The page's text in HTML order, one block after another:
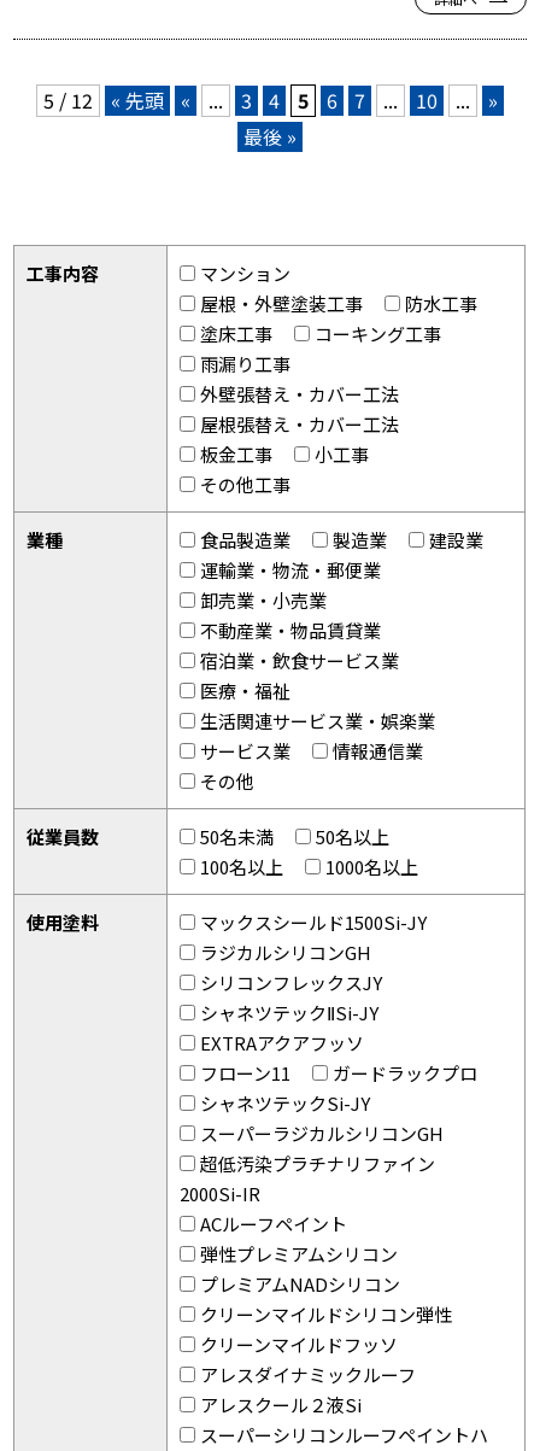
5 / 12 « 先頭 « ... 3 4 5 6 7 ... 10 ...
»
最後 »
工事内容
マンション
屋根・外壁塗装工事
防水工事
塗床工事
コーキング工事
雨漏り工事
外壁張替え・カバー工法
屋根張替え・カバー工法
板金工事
小工事
その他工事
業種 食品製造業 製造業
建設業
運輸業・物流・郵便業
卸売業・小売業
不動産業・物品賃貸業
宿泊業・飲食サービス業
医療・福祉
生活関連サービス業・娯楽業
サービス業
情報通信業
その他
従業員数 50名未満
50名以上
100名以上
1000名以上
使用塗料
マックスシールド1500Si-JY
ラジカルシリコンGH
シリコンフレックスJY
シャネツテックⅡSi-JY
EXTRAアクアフッソ
フローン11
ガードラックプロ
シャネツテックSi-JY
スーパーラジカルシリコンGH
超低汚染プラチナリファイン
2000Si-IR
ACルーフペイント
弾性プレミアムシリコン
プレミアムNADシリコン
クリーンマイルドシリコン弾性
クリーンマイルドフッソ
アレスダイナミックルーフ
アレスクール２液Si
スーパーシリコンルーフペイントハ